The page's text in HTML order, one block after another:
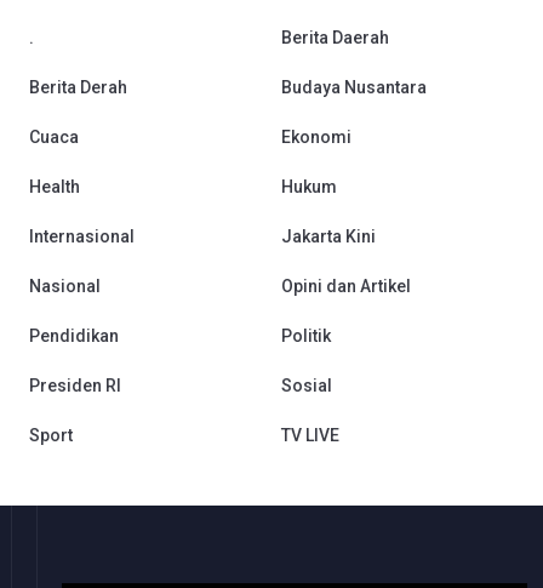
. Berita Daerah
Berita Derah Budaya Nusantara
Cuaca Ekonomi
Health Hukum
Internasional Jakarta Kini
Nasional Opini dan Artikel
Pendidikan Politik
Presiden RI Sosial
Sport TV LIVE